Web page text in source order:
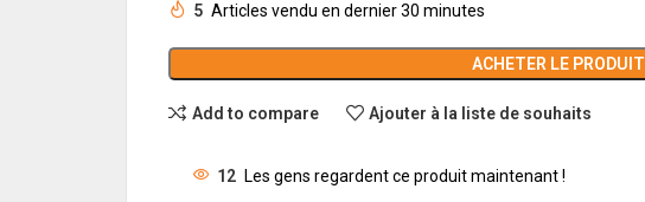
5 Articles vendu en dernier 30 minutes
ACHETER LE PRODUIT
Add to compare Ajouter à la liste de souhaits
12 Les gens regardent ce produit maintenant !